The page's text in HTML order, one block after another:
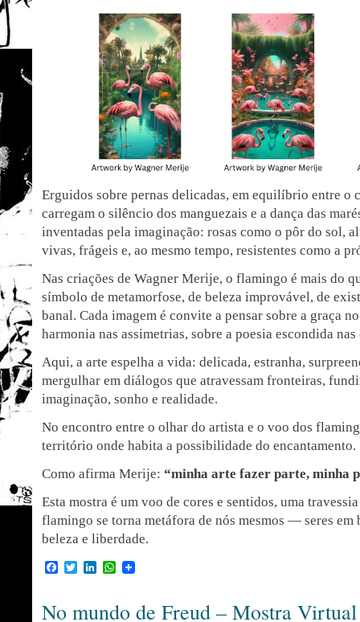
Erguidos sobre pernas delicadas, em equilíbrio entre o
carregam o silêncio dos manguezais e a dança das
inventadas pela imaginação: rosas como o pôr do sol,
vivas, frágeis e, ao mesmo tempo, resistentes como a
Nas criações de Wagner Merije, o flamingo é mais do
símbolo de metamorfose, de beleza improvável, de
banal. Cada imagem é convite a pensar sobre a graça
harmonia nas assimetrias, sobre a poesia escondida
Aqui, a arte espelha a vida: delicada, estranha,
mergulhar em diálogos que atravessam fronteiras,
imaginação, sonho e realidade.
No encontro entre o olhar do artista e o voo dos
território onde habita a possibilidade do encantamento.
Como afirma Merije: “minha arte fazer parte, minha
Esta mostra é um voo de cores e sentidos, uma
flamingo se torna metáfora de nós mesmos — seres
beleza e liberdade.
Facebook
TwitterLinkedInWhatsApp
No mundo de Freud – Mostra